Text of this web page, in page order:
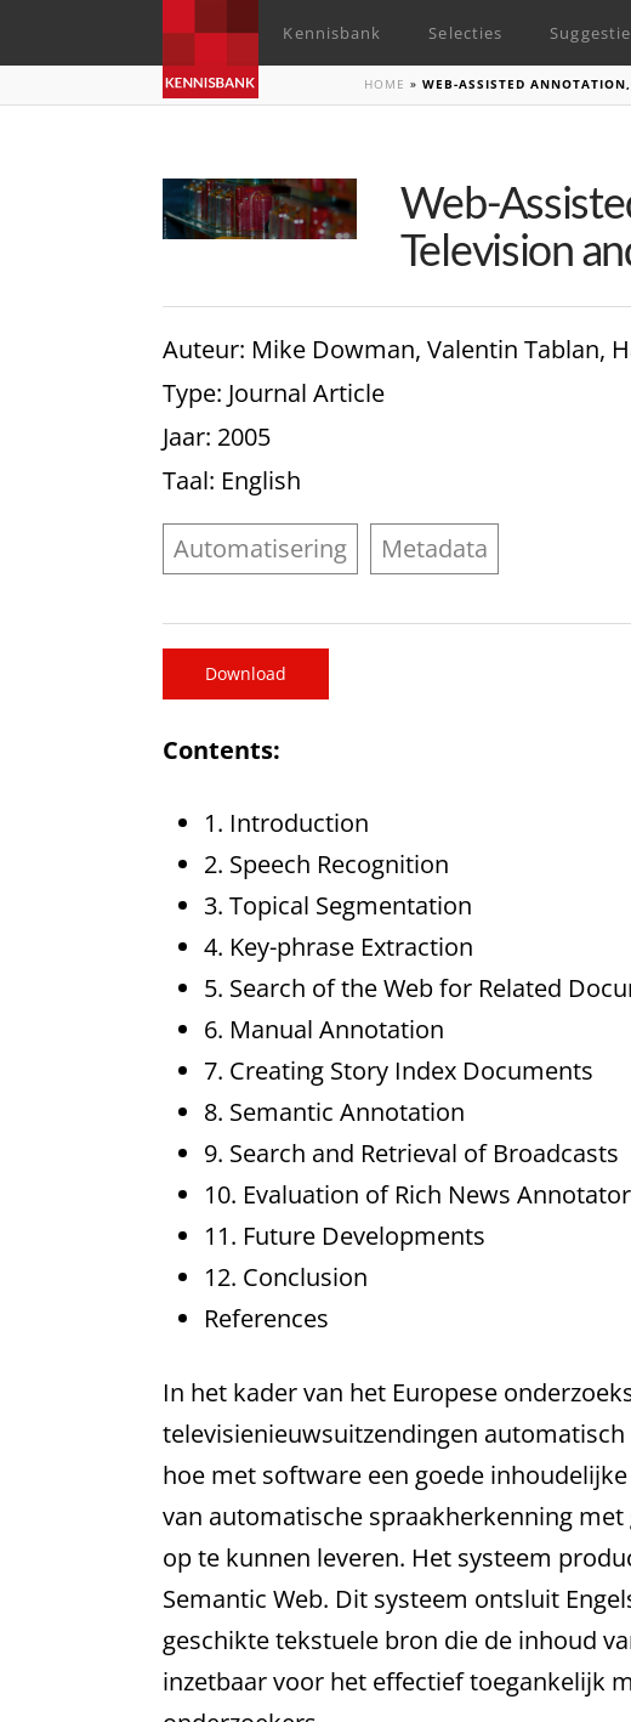
Kennisbank Selecties
HOME »WEB-ASSISTED
Web-
Television
Auteur: Mike Dowman, Valentin Tablan,
Type: Journal Article
Jaar: 2005
Taal: English
Automatisering Metadata
Download
Contents:
1. Introduction
2. Speech Recognition
3. Topical Segmentation
4. Key-phrase Extraction
5. Search of the Web for Related
6. Manual Annotation
7. Creating Story Index Documents
8. Semantic Annotation
9. Search and Retrieval of Broadcasts
10. Evaluation of Rich News Annotator
11. Future Developments
12. Conclusion
References
In het kader van het Europese
televisienieuwsuitzendingen automatisch
hoe met software een goede
van automatische spraakherkenning
op te kunnen leveren. Het systeem
Semantic Web. Dit systeem ontsluit
geschikte tekstuele bron die de inhoud
inzetbaar voor het effectief toegankelijk